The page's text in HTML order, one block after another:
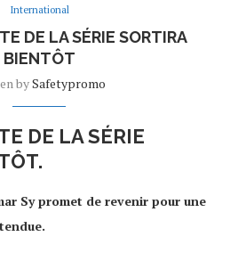
International
DE LA SÉRIE SORTIRA
BIENTÔT
bySafetypromo
DE LA SÉRIE
Sy promet de revenir pour une